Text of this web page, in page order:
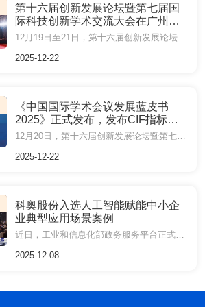
第十六届创新发展论坛暨第七届国
际科技创新学术交流大会在广州召
开
2025-12-22
《中国国际学术会议发展蓝皮书
2025》正式发布，发布CIF指标推
动行业评价方法研究
12月20日，第十六届创新发展论坛暨第七届国际科技创新学术交流大会（IAECST 2025）在广州召开。中国工程院院士、华南理工大学陈克复教授，欧洲科学院外籍院士、IEEE Life Fellow、华南理工大学陈俊龙教授，剑桥大学Ali Reza Kamali教授，马来西亚理工大学副校长Ali Selamat教授等院士专家出席并作报告。会上，《中国国际学术会议发展蓝皮书2025》（以下简称《蓝皮书2025》）正式对外发布。
2025-12-22
科奥股份入选人工智能赋能中小企
业典型应用场景案例
近日，工业和信息化部政务服务平台正式发布了2025年人工智能赋能中小企业典型应用场景案例。其中，广州科奥信息技术股份有限公司（以下简称“科奥股份”）旗下品牌AiScholar艾思科蓝自主研发的“面向科研领域的一站式科研服务平台”凭借创新技术与显著成效成功入选，成为科研领域智能化转型标杆。
2025-12-08